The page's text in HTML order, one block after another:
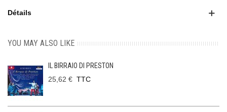
Détails
YOU MAY ALSO LIKE
IL BIRRAIO DI PRESTON
25,62 € TTC